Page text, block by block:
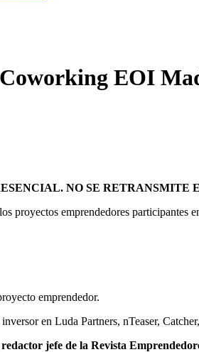
Coworking EOI
NO SE RETRANSMITE
proyectos emprendedores
emprendedor.
en Luda Partners, nTeaser,
jefe de la Revista